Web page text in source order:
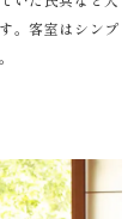
。客室はシンプ